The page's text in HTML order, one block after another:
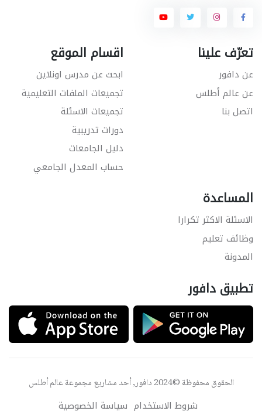
تعرّف علينا
عن دافور
عن عالم أطلس
اتصل بنا
اقسام الموقع
ابحث عن مدرس اونلاين
تجميعات الملفات التعليمية
تجميعات الاسئلة
دورات تدريبية
دليل الجامعات
حساب المعدل الجامعي
المساعدة
الاسئلة الاكثر تكرارا
وظائف تعليم
المدونة
تطبيق دافور
الحقوق محفوظة ©2024 دافور, أحد مشاريع مجموعة عالم أطلس
شروط الاستخدام سياسة الخصوصية